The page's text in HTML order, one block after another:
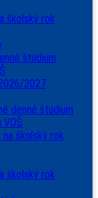
školský rok
štúdium
2027
denné štúdium
na školský rok
školský rok